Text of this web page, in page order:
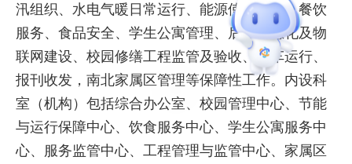
汛组织、 水电气暖日常运行、能源使用管理、餐饮
服务、 食品安全、 学生公寓管理、后勤信息化及物
联网建设、校园修缮工程监管及验收、公车运行、
报刊收发，南北家属区管理等保障性工作。内设科
室（机构）包括综合办公室、校园管理中心、节能
与运行保障中心、饮食服务中心、学生公寓服务中
心、服务监管中心、工程管理与监管中心、家属区